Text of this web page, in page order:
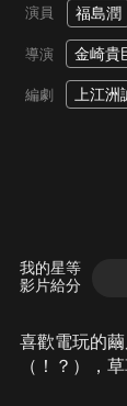
演員 福島潤
導演 金崎貴
編劇 上江洲
我的星等
影片給分
喜歡電玩的
（！？），